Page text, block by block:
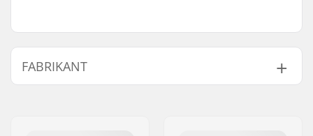
FABRIKANT